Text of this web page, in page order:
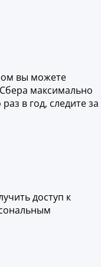
вы можете
максимально
в год, следите за
доступ к